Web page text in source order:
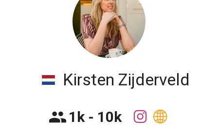
Kirsten Zijderveld
1k - 10k